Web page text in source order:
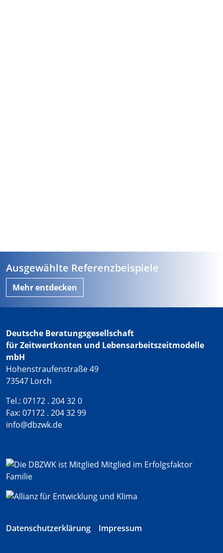
Ausgewählte Referenzbeispiele
Mehr entdecken
Deutsche Beratungsgesellschaft
für Zeitwertkonten und Lebensarbeitszeitmodelle
mbH
Hohenstraufenstraße 49
73547 Lorch
Tel.: 07172 . 204 32 0
Fax: 07172 . 204 32 99
info@dbzwk.de
Datenschutzerklärung Impressum